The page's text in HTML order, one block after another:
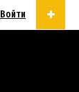
Войти